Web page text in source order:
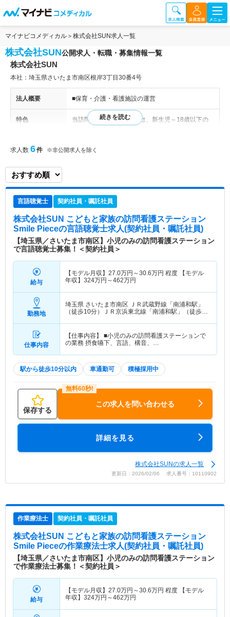
マイナビコメディカル 株式会社SUN求人一覧
株式会社SUN公開求人・転職・募集情報一覧
株式会社SUN
本社：埼玉県さいたま市南区根岸3丁目30番4号
法人概要 ■保育・介護・看護施設の運営
特色
当訪問看護ステーションは、新生児～18歳以下の
子どもの状況に合わせて適切なサービスを幅広く対
田市、和光市、朝霞市、志木市、ふじみ野市、富士
談で対応します。
求人数 6件 ※非公開求人を除く
言語聴覚士 契約社員・嘱託社員
株式会社SUN こどもと家族の訪問看護ステーション
Smile Pieceの言語聴覚士求人(契約社員・嘱託社員)
【埼玉県／さいたま市南区】小児のみの訪問看護ステーション
で言語聴覚士募集！＜契約社員＞
給与
【モデル月収】 27.0万円～30.6万円 程度 【モデル
年収】 324万円～462万円
勤務地
埼玉県 さいたま市南区
ＪＲ武蔵野線「南浦和駅」
（徒歩10分）ＪＲ京浜東北線「南浦和駅」（徒歩
仕事内容
【仕事内容】 ■小児のみの訪問看護ステーションで
の業務 摂食嚥下、言語、構音、…
駅から徒歩10分以内 車通勤可 積極採用中
保存する
この求人を問い合わせる
詳細を見る
株式会社SUNの求人一覧
更新日：2026/02/06 求人番号：10110902
作業療法士 契約社員・嘱託社員
株式会社SUN こどもと家族の訪問看護ステーション
Smile Pieceの作業療法士求人(契約社員・嘱託社員)
【埼玉県／さいたま市南区】小児のみの訪問看護ステーション
で作業療法士募集！＜契約社員＞
給与
【モデル月収】 27.0万円～30.6万円 程度 【モデル
年収】 324万円～462万円